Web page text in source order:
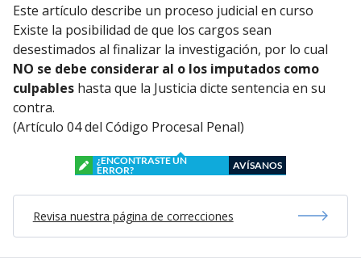
Este artículo describe un proceso judicial en curso
Existe la posibilidad de que los cargos sean
desestimados al finalizar la investigación, por lo cual
NO se debe considerar al o los imputados como
culpables hasta que la Justicia dicte sentencia en su
contra.
(Artículo 04 del Código Procesal Penal)
¿ENCONTRASTE UN
ERROR?
AVÍSANOS
Revisa nuestra página de correcciones